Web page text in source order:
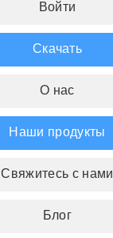
Войти
Скачать
О нас
Наши продукты
Свяжитесь с нами
Блог